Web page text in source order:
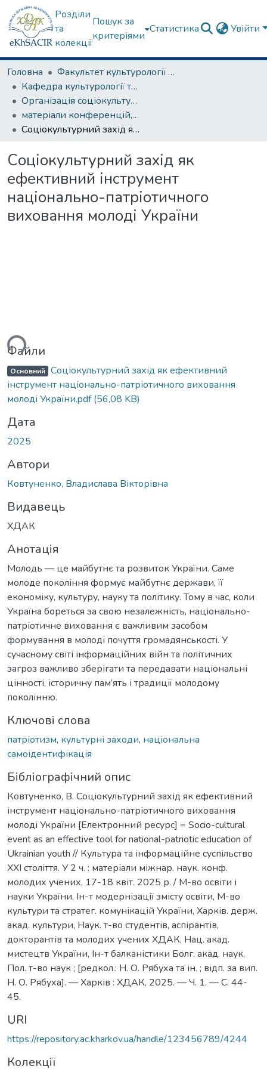
Розділи
та
колекції
Пошук за
критеріями
Статистика Увійти
Головна
Факультет культурології та соціальних комунікацій
Кафедра культурології та музеєзнавства
Організація соціокультурної діяльності
матеріали конференцій, семінарів, круглих столів та ін.
Соціокультурний захід як ефективний інструмент національно-патріотичного виховання молоді України
Соціокультурний захід як
ефективний інструмент
національно-патріотичного
виховання молоді України
Файли
Основний Соціокультурний захід як ефективний
інструмент національно-патріотичного виховання
молоді України.pdf(56,08 KB)
Дата
2025
Автори
Ковтуненко, Владислава Вікторівна
Видавець
ХДАК
Анотація
Молодь — це майбутнє та розвиток України. Саме
молоде покоління формує майбутнє держави, її
економіку, культуру, науку та політику. Тому в час, коли
Україна бореться за свою незалежність, національно-
патріотичне виховання є важливим засобом
формування в молоді почуття громадянськості. У
сучасному світі інформаційних війн та політичних
загроз важливо зберігати та передавати національні
цінності, історичну пам’ять і традиції молодому
поколінню.
Ключові слова
патріотизм, культурні заходи, національна
самоідентифікація
Бібліографічний опис
Ковтуненко, В. Соціокультурний захід як ефективний
інструмент національно-патріотичного виховання
молоді України [Електронний ресурс] = Socio-cultural
event as an effective tool for national-patriotic education of
Ukrainian youth // Культура та інформаційне суспільство
ХХІ століття. У 2 ч. : матеріали міжнар. наук. конф.
молодих учених, 17-18 квіт. 2025 р. / М-во освіти і
науки України, Ін-т модернізації змісту освіти, М-во
культури та стратег. комунікацій України, Харків. держ.
акад. культури, Наук. т-во студентів, аспірантів,
докторантів та молодих учених ХДАК, Нац. акад.
мистецтв України, Ін-т балканістики Болг. акад. наук,
Пол. т-во наук ; [редкол.: Н. О. Рябуха та ін. ; відп. за вип.
Н. О. Рябуха]. — Харків : ХДАК, 2025. — Ч. 1. — С. 44-
45.
URI
https://repository.ac.kharkov.ua/handle/123456789/4244
Колекції